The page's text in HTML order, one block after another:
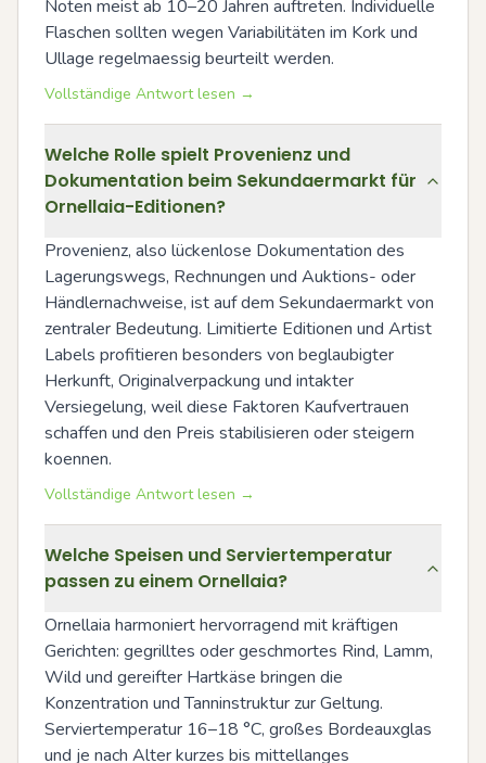
Noten meist ab 10–20 Jahren auftreten. Individuelle
Flaschen sollten wegen Variabilitäten im Kork und
Ullage regelmaessig beurteilt werden.
Vollständige Antwort lesen →
Welche Rolle spielt Provenienz und
Dokumentation beim Sekundaermarkt für
Ornellaia-Editionen?
Provenienz, also lückenlose Dokumentation des
Lagerungswegs, Rechnungen und Auktions- oder
Händlernachweise, ist auf dem Sekundaermarkt von
zentraler Bedeutung. Limitierte Editionen und Artist
Labels profitieren besonders von beglaubigter
Herkunft, Originalverpackung und intakter
Versiegelung, weil diese Faktoren Kaufvertrauen
schaffen und den Preis stabilisieren oder steigern
koennen.
Vollständige Antwort lesen →
Welche Speisen und Serviertemperatur
passen zu einem Ornellaia?
Ornellaia harmoniert hervorragend mit kräftigen
Gerichten: gegrilltes oder geschmortes Rind, Lamm,
Wild und gereifter Hartkäse bringen die
Konzentration und Tanninstruktur zur Geltung.
Serviertemperatur 16–18 °C, großes Bordeauxglas
und je nach Alter kurzes bis mittellanges